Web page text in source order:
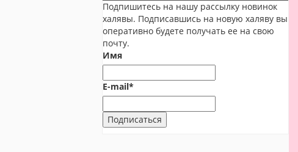
Подпишитесь на нашу рассылку новинок
халявы. Подписавшись на новую халяву вы
оперативно будете получать ее на свою
почту.
Имя
E-mail*